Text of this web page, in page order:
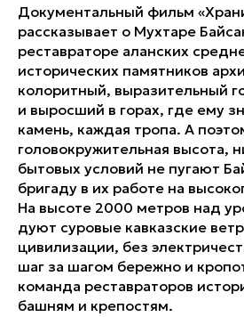
Документальный фильм
рассказывает о Мухтаре
реставраторе аланских
исторических памятников
колоритный, выразительный
и выросший в горах, где ему
камень, каждая тропа. А
головокружительная высота,
бытовых условий не пугают
бригаду в их работе на
На высоте 2000 метров над
дуют суровые кавказские
цивилизации, без
шаг за шагом бережно и
команда реставраторов
башням и крепостям.